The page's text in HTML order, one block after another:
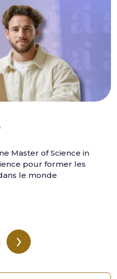
Master of Science in
pour former les
le monde
›